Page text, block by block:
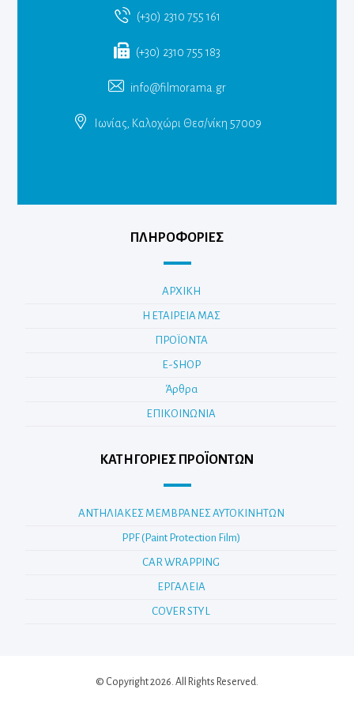
(+30) 2310 755 161
(+30) 2310 755 183
info@filmorama.gr
Ιωνίας, Καλοχώρι Θεσ/νίκη 57009
ΠΛΗΡΟΦΟΡΙΕΣ
ΑΡΧΙΚΗ
Η ΕΤΑΙΡΕΙΑ ΜΑΣ
ΠΡΟΪΟΝΤΑ
E-SHOP
Άρθρα
ΕΠΙΚΟΙΝΩΝΙΑ
ΚΑΤΗΓΟΡΊΕΣ ΠΡΟΪΌΝΤΩΝ
ΑΝΤΗΛΙΑΚΕΣ ΜΕΜΒΡΑΝΕΣ ΑΥΤΟΚΙΝΗΤΩΝ
PPF (Paint Protection Film)
CAR WRAPPING
ΕΡΓΑΛΕΙΑ
COVER STYL
© Copyright 2026. All Rights Reserved.